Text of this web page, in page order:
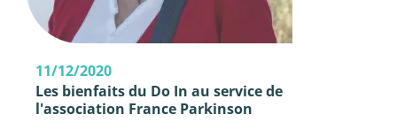
11/12/2020
Les bienfaits du Do In au service de
l'association France Parkinson